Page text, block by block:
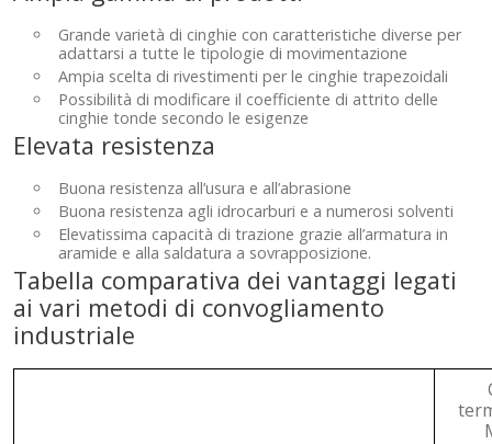
Grande varietà di cinghie con caratteristiche diverse per
adattarsi a tutte le tipologie di movimentazione
Ampia scelta di rivestimenti per le cinghie trapezoidali
Possibilità di modificare il coefficiente di attrito delle
cinghie tonde secondo le esigenze
Elevata resistenza
Buona resistenza all’usura e all’abrasione
Buona resistenza agli idrocarburi e a numerosi solventi
Elevatissima capacità di trazione grazie all’armatura in
aramide e alla saldatura a sovrapposizione.
Tabella comparativa dei vantaggi legati
ai vari metodi di convogliamento
industriale